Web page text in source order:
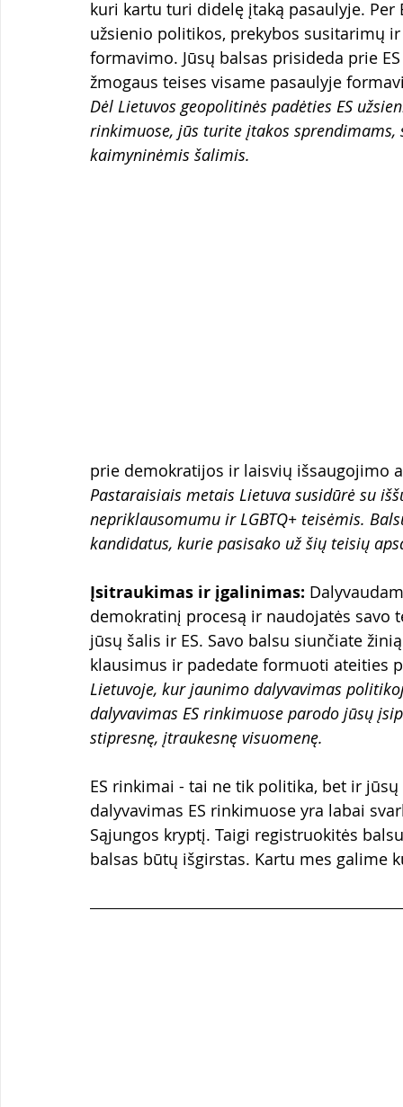
kuri kartu turi didelę įtaką pasaulyje.
užsienio politikos, prekybos susitarimų
formavimo. Jūsų balsas prisideda prie
žmogaus teises visame pasaulyje
Dėl Lietuvos geopolitinės padėties ES
rinkimuose, jūs turite įtakos
kaimyninėmis šalimis.
prie demokratijos ir laisvių išsaugojimo
Pastaraisiais metais Lietuva susidūrė su
nepriklausomumu ir LGBTQ+ teisėmis.
kandidatus, kurie pasisako už šių teisių
Įsitraukimas ir įgalinimas:
demokratinį procesą ir naudojatės
jūsų šalis ir ES. Savo balsu siunčiate
klausimus ir padedate formuoti ateities
Lietuvoje, kur jaunimo dalyvavimas
dalyvavimas ES rinkimuose parodo jūsų
stipresnę, įtraukesnę visuomenę.
ES rinkimai - tai ne tik politika, bet ir
dalyvavimas ES rinkimuose yra labai
Sąjungos kryptį. Taigi registruokitės
balsas būtų išgirstas. Kartu mes galime